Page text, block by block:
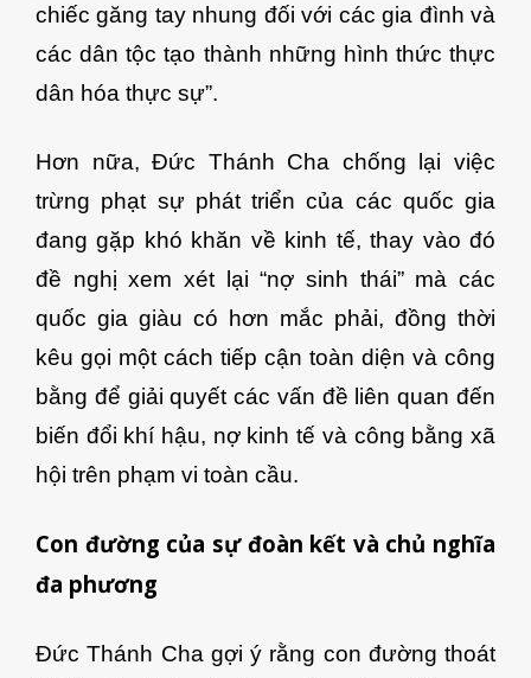
chiếc găng tay nhung đối với các gia đình và
các dân tộc tạo thành những hình thức thực
dân hóa thực sự”.
Hơn nữa, Đức Thánh Cha chống lại việc
trừng phạt sự phát triển của các quốc gia
đang gặp khó khăn về kinh tế, thay vào đó
đề nghị xem xét lại “nợ sinh thái” mà các
quốc gia giàu có hơn mắc phải, đồng thời
kêu gọi một cách tiếp cận toàn diện và công
bằng để giải quyết các vấn đề liên quan đến
biến đổi khí hậu, nợ kinh tế và công bằng xã
hội trên phạm vi toàn cầu.
Con đường của sự đoàn kết và chủ nghĩa
đa phương
Đức Thánh Cha gợi ý rằng con đường thoát